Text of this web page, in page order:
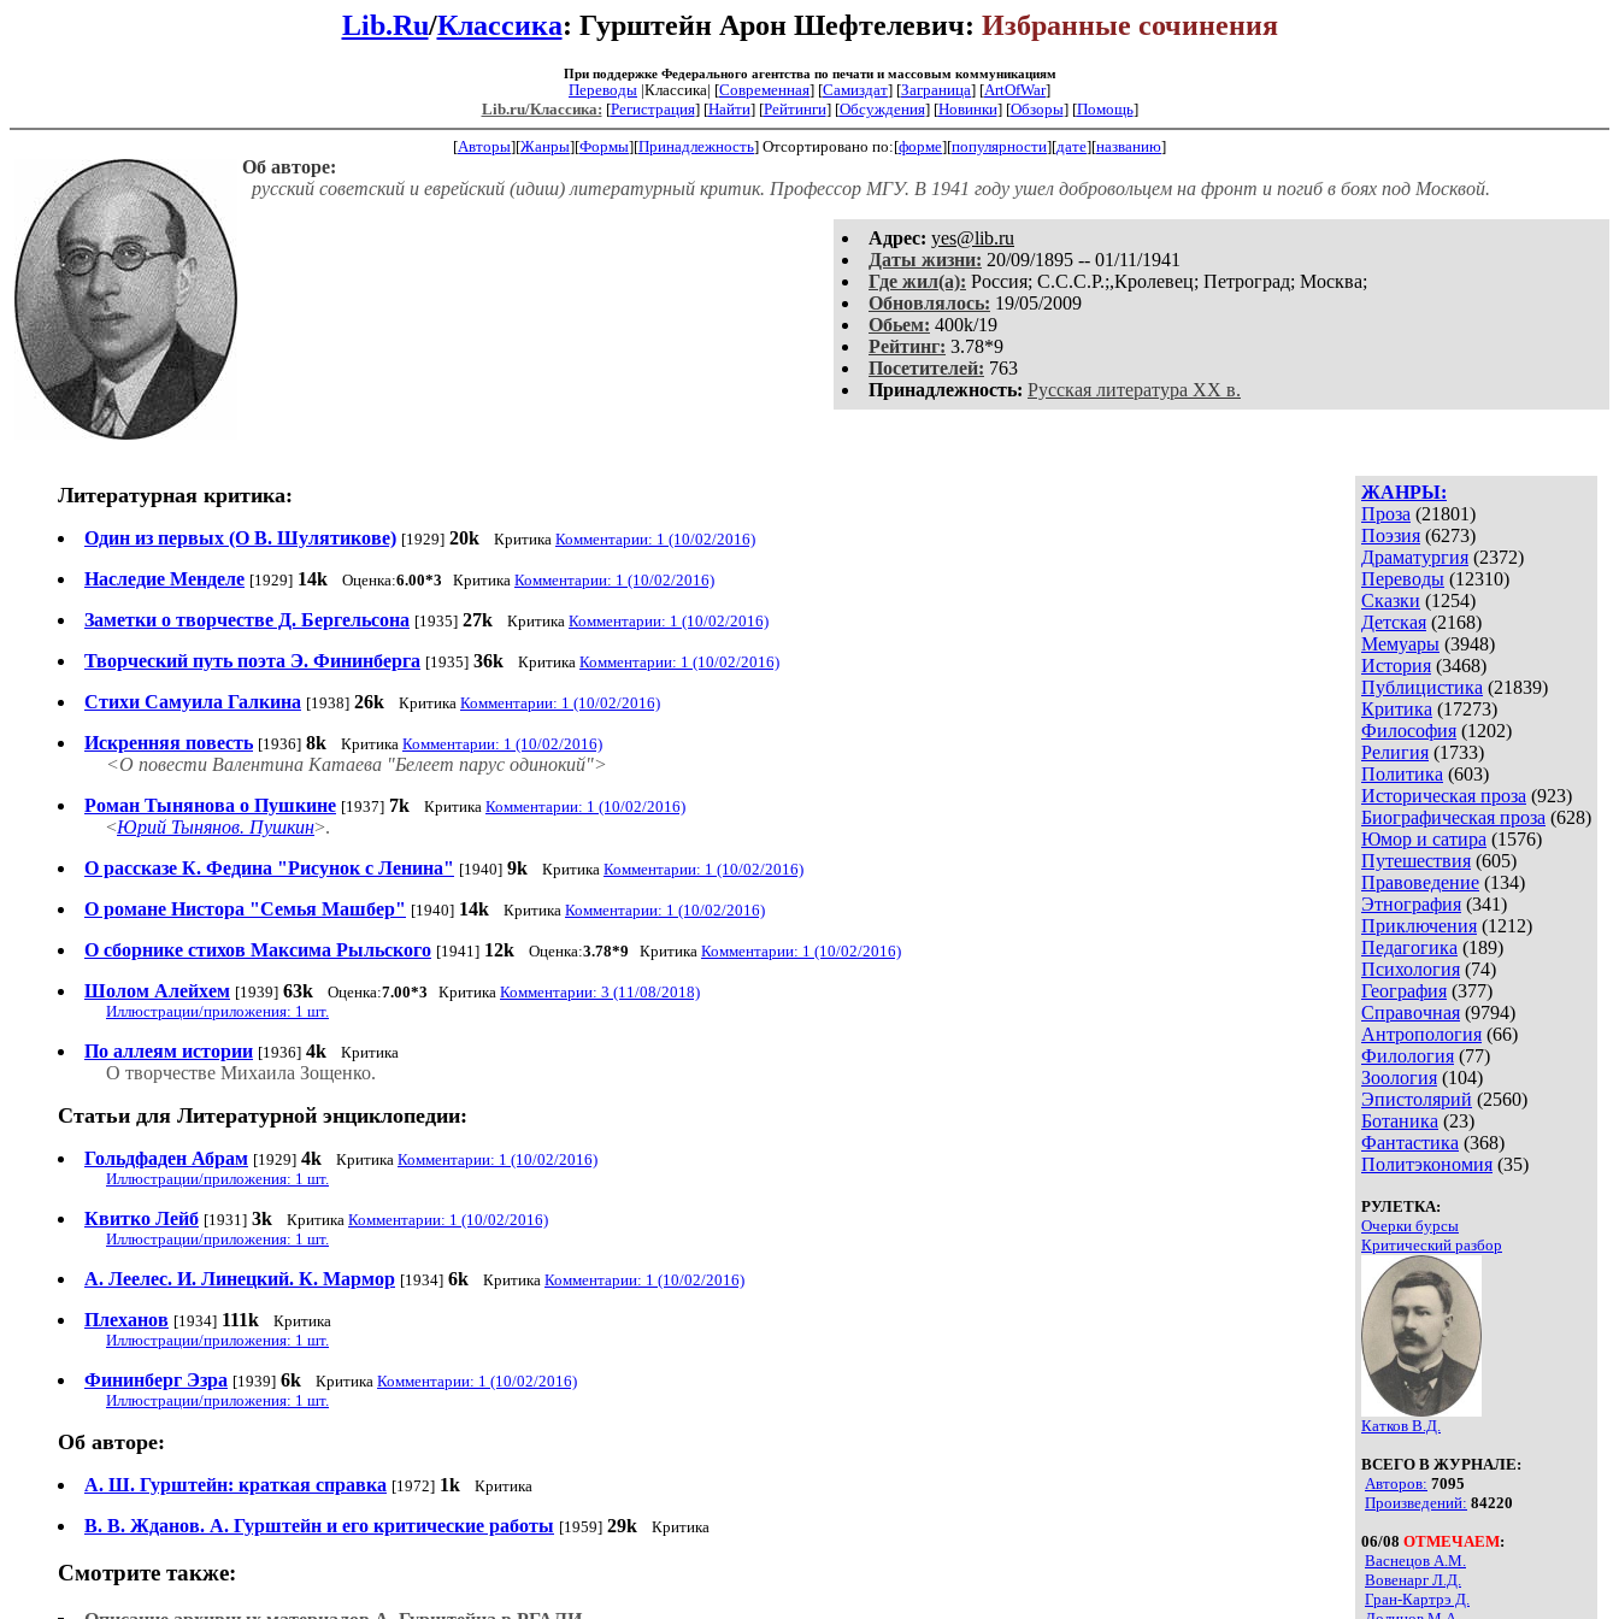
Lib.Ru/Классика: Гурштейн Арон Шефтелевич: Избранные сочинения
При поддержке Федерального агентства по печати и массовым коммуникациям
Переводы |Классика| [Современная] [Самиздат] [Заграница] [ArtOfWar]
Lib.ru/Классика: [Регистрация] [Найти] [Рейтинги] [Обсуждения] [Новинки] [Обзоры] [Помощь]
[Авторы][Жанры][Формы][Принадлежность] Отсортировано по:[форме][популярности][дате][названию]
Об авторе:
русский советский и еврейский (идиш) литературный критик. Профессор МГУ. В 1941 году ушел добровольцем на фронт и погиб в боях под Москвой.
Aдpeс: yes@lib.ru
Даты жизни: 20/09/1895 -- 01/11/1941
Где жил(а): Россия; С.С.С.Р.;,Кролевец; Петроград; Москва;
Обновлялось: 19/05/2009
Обьем: 400k/19
Рейтинг: 3.78*9
Посетителей: 763
Принадлежность: Русская литература XX в.
ЖАНРЫ:
Проза (21801)
Поэзия (6273)
Драматургия (2372)
Переводы (12310)
Сказки (1254)
Детская (2168)
Мемуары (3948)
История (3468)
Публицистика (21839)
Критика (17273)
Философия (1202)
Религия (1733)
Политика (603)
Историческая проза (923)
Биографическая проза (628)
Юмор и сатира (1576)
Путешествия (605)
Правоведение (134)
Этнография (341)
Приключения (1212)
Педагогика (189)
Психология (74)
География (377)
Справочная (9794)
Антропология (66)
Филология (77)
Зоология (104)
Эпистолярий (2560)
Ботаника (23)
Фантастика (368)
Политэкономия (35)
РУЛЕТКА:
Очерки бурсы
Критический разбор
Катков В.Д.
ВСЕГО В ЖУРНАЛЕ:
Авторов: 7095
Произведений: 84220
06/08 ОТМЕЧАЕМ:
Васнецов А.М.
Вовенарг Л.Д.
Гран-Картрэ Д.
Литературная критика:
Один из первых (О В. Шулятикове) [1929] 20k Критика Комментарии: 1 (10/02/2016)
Наследие Менделе [1929] 14k Оценка:6.00*3 Критика Комментарии: 1 (10/02/2016)
Заметки о творчестве Д. Бергельсона [1935] 27k Критика Комментарии: 1 (10/02/2016)
Творческий путь поэта Э. Фининберга [1935] 36k Критика Комментарии: 1 (10/02/2016)
Стихи Самуила Галкина [1938] 26k Критика Комментарии: 1 (10/02/2016)
Искренняя повесть [1936] 8k Критика Комментарии: 1 (10/02/2016)
<О повести Валентина Катаева "Белеет парус одинокий">
Роман Тынянова о Пушкине [1937] 7k Критика Комментарии: 1 (10/02/2016)
<Юрий Тынянов. Пушкин>.
О рассказе К. Федина "Рисунок с Ленина" [1940] 9k Критика Комментарии: 1 (10/02/2016)
О романе Нистора "Семья Машбер" [1940] 14k Критика Комментарии: 1 (10/02/2016)
О сборнике стихов Максима Рыльского [1941] 12k Оценка:3.78*9 Критика Комментарии: 1 (10/02/2016)
Шолом Алейхем [1939] 63k Оценка:7.00*3 Критика Комментарии: 3 (11/08/2018)
Иллюстрации/приложения: 1 шт.
По аллеям истории [1936] 4k Критика
О творчестве Михаила Зощенко.
Статьи для Литературной энциклопедии:
Гольдфаден Абрам [1929] 4k Критика Комментарии: 1 (10/02/2016)
Иллюстрации/приложения: 1 шт.
Квитко Лейб [1931] 3k Критика Комментарии: 1 (10/02/2016)
Иллюстрации/приложения: 1 шт.
А. Леелес. И. Линецкий. К. Мармор [1934] 6k Критика Комментарии: 1 (10/02/2016)
Плеханов [1934] 111k
Критика
Иллюстрации/приложения: 1 шт.
Фининберг Эзра [1939] 6k Критика Комментарии: 1 (10/02/2016)
Иллюстрации/приложения: 1 шт.
Об авторе:
А. Ш. Гурштейн: краткая справка [1972] 1k Критика
В. В. Жданов. А. Гурштейн и его критические работы [1959] 29k Критика
Смотрите также: